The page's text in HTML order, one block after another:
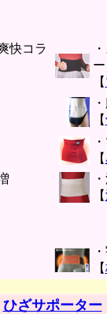
快コラ
ー
【
【
【
【
【
ひざサポーター